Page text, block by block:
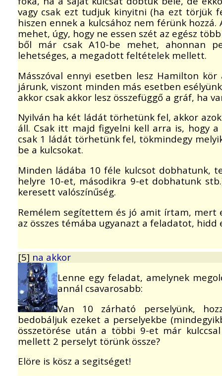
vagy csak ezt tudjuk kinyitni (ha ezt törjük
hiszen ennek a kulcsához nem férünk
mehet, úgy, hogy ne essen szét az egész
ből már csak A10-be mehet, ahonnan
lehetséges, a megadott feltételek mellett.
Másszóval ennyi esetben lesz Hamilton
járunk, viszont minden más esetben
akkor csak akkor lesz összefüggő a gráf, ha
Nyilván ha két ládát törhetünk fel, akkor
áll. Csak itt majd figyelni kell arra is, hogy
csak 1 ládát törhetünk fel, tökmindegy
be a kulcsokat.
Minden ládába 10 féle kulcsot dobhatunk,
helyre 10-et, másodikra 9-et dobhatunk
keresett valószínűség.
Remélem segítettem és jó amit írtam, mert
az összes témába ugyanazt a feladatot,
[5] na akkor
Lenne egy feladat, amelynek
annál csavarosabb:
Van 10 zárható perselyünk,
bedobáljuk ezeket a perselyekbe
összetörése után a többi 9-et már
mellett 2 perselyt törünk össze?
Elöre is kösz a segitséget!